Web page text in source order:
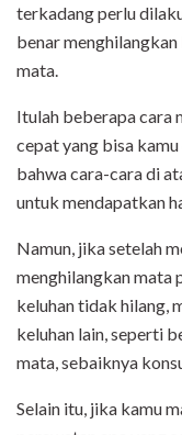
terkadang perlu
benar
mata.
Itulah beberapa cara
cepat yang bisa
bahwa cara-cara di
untuk mendapatkan
Namun, jika setelah
menghilangkan mata
keluhan tidak hilang,
keluhan lain, seperti
mata, sebaiknya
Selain itu, jika kamu